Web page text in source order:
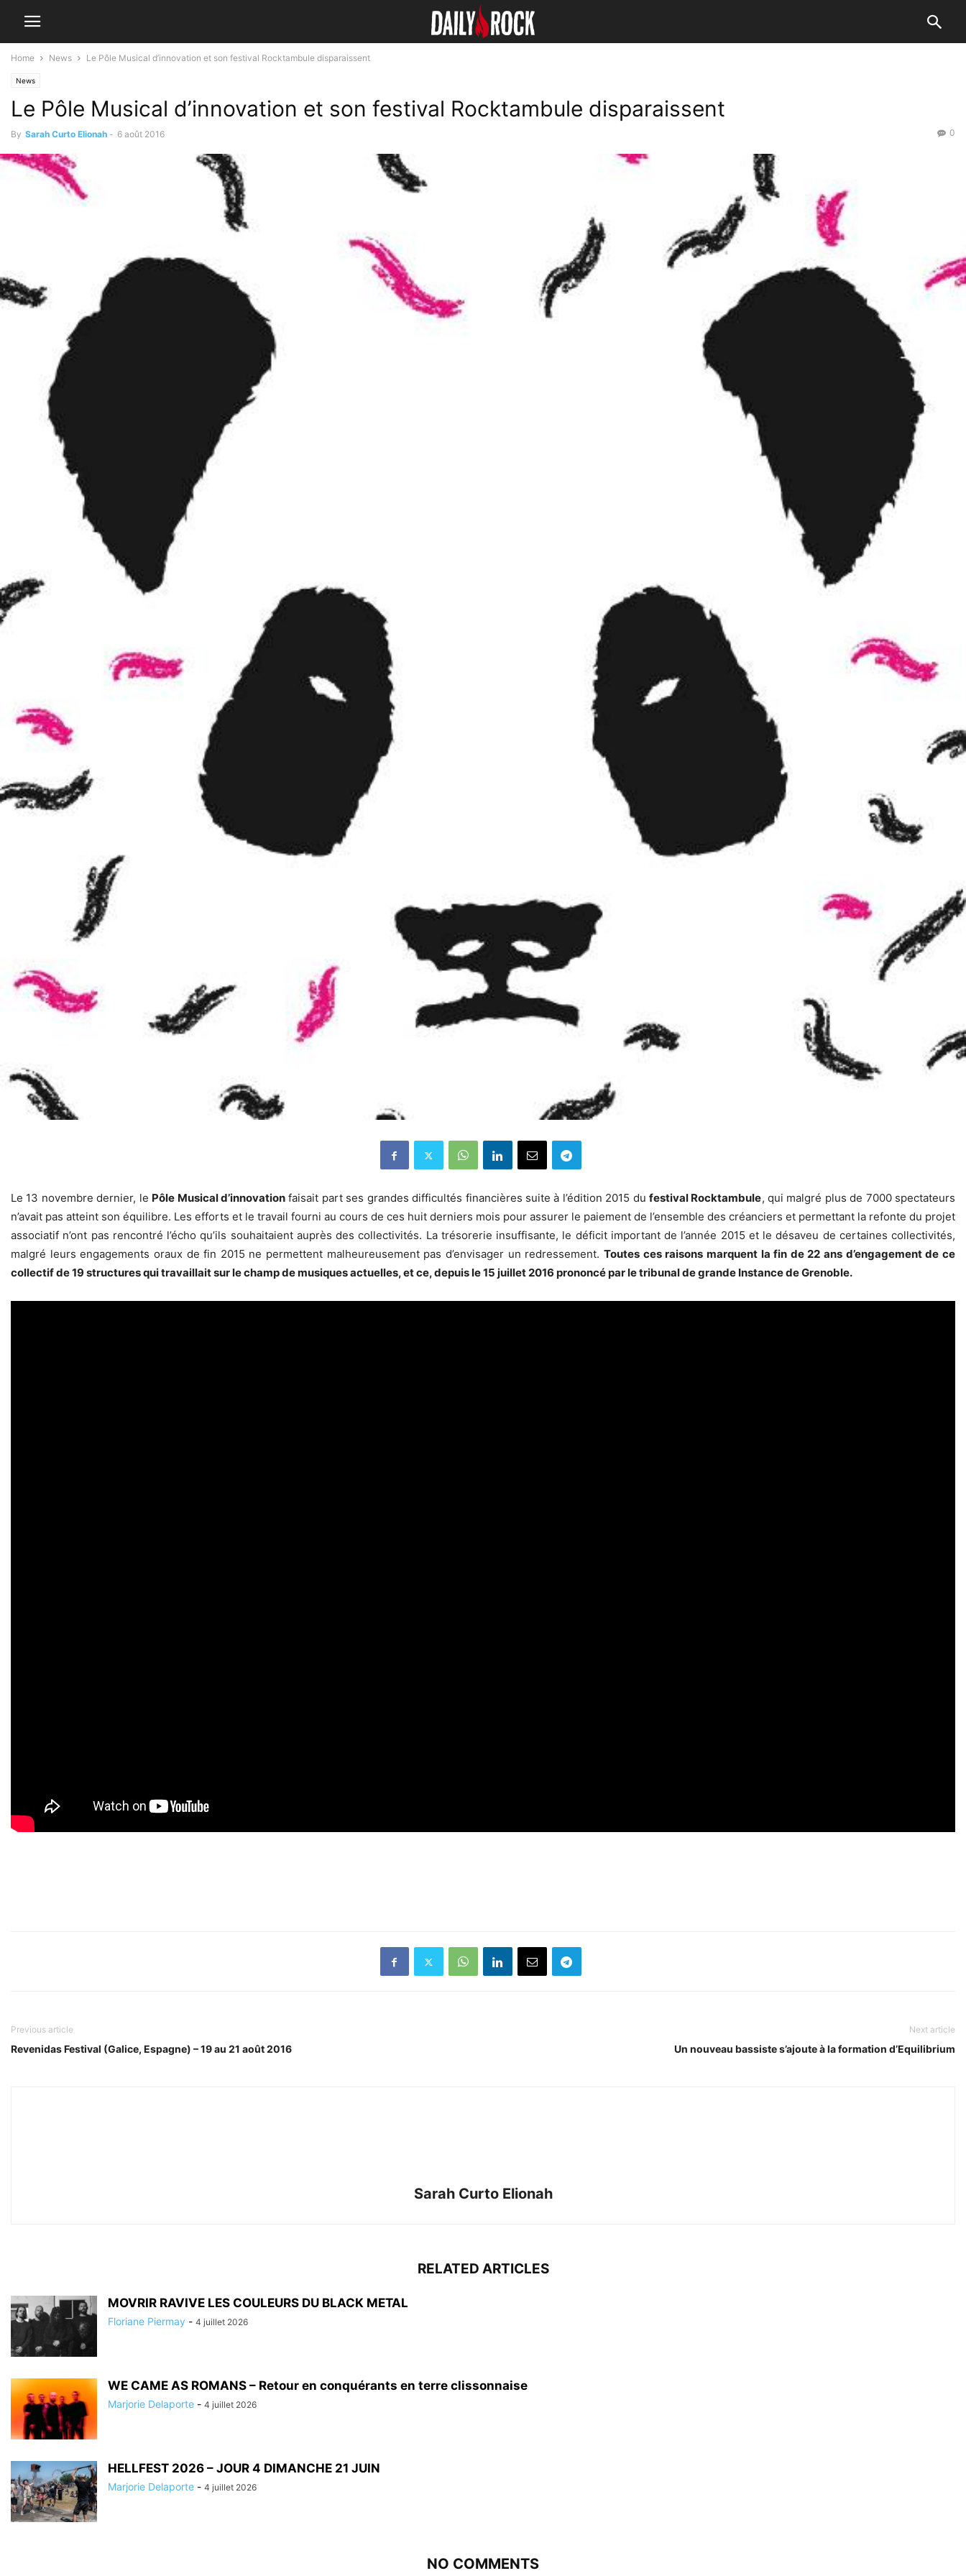
Home News Le Pôle Musical d’innovation et son festival Rocktambule disparaissent
News
Le Pôle Musical d’innovation et son festival Rocktambule disparaissent
By Sarah Curto Elionah - 6 août 2016 0
Le 13 novembre dernier, le Pôle Musical d’innovationfaisait part ses grandes difficultés financières suite à l’édition 2015 dufestival Rocktambule, qui malgré plus de 7000 spectateurs
n’avait pas atteint son équilibre. Les efforts et le travail fourni au cours de ces huit derniers mois pour assurer le paiement de l’ensemble des créanciers et permettant la refonte du projet
associatif n’ont pas rencontré l’écho qu’ils souhaitaient auprès des collectivités. La trésorerie insuffisante, le déficit important de l’année 2015 et le désaveu de certaines collectivités,
malgré leurs engagements oraux de fin 2015 ne permettent malheureusement pas d’envisager un redressement. Toutes ces raisons marquent la fin de 22 ans d’engagement de ce
collectif de 19 structures qui travaillait sur le champ de musiques actuelles, et ce, depuis le 15 juillet 2016 prononcé par le tribunal de grande Instance de Grenoble.
Previous article
Revenidas Festival (Galice, Espagne) – 19 au 21 août 2016
Next article
Un nouveau bassiste s’ajoute à la formation d’Equilibrium
Sarah Curto Elionah
RELATED ARTICLES
MOVRIR RAVIVE LES COULEURS DU BLACK METAL
Floriane Piermay - 4 juillet 2026
WE CAME AS ROMANS – Retour en conquérants en terre clissonnaise
Marjorie Delaporte - 4 juillet 2026
HELLFEST 2026 – JOUR 4 DIMANCHE 21 JUIN
Marjorie Delaporte - 4 juillet 2026
NO COMMENTS